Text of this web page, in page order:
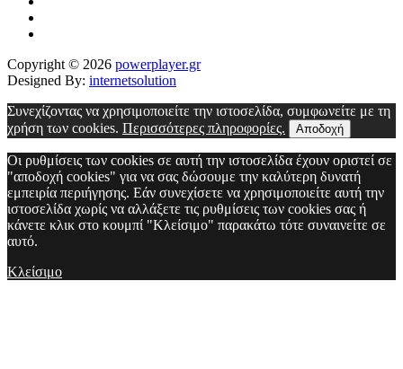
Copyright © 2026 powerplayer.gr
Designed By: internetsolution
Συνεχίζοντας να χρησιμοποιείτε την ιστοσελίδα, συμφωνείτε με τη
χρήση των cookies. Περισσότερες πληροφορίες. Αποδοχή
Οι ρυθμίσεις των cookies σε αυτή την ιστοσελίδα έχουν οριστεί σε
"αποδοχή cookies" για να σας δώσουμε την καλύτερη δυνατή
εμπειρία περιήγησης. Εάν συνεχίσετε να χρησιμοποιείτε αυτή την
ιστοσελίδα χωρίς να αλλάξετε τις ρυθμίσεις των cookies σας ή
κάνετε κλικ στο κουμπί "Κλείσιμο" παρακάτω τότε συναινείτε σε
αυτό.
Κλείσιμο